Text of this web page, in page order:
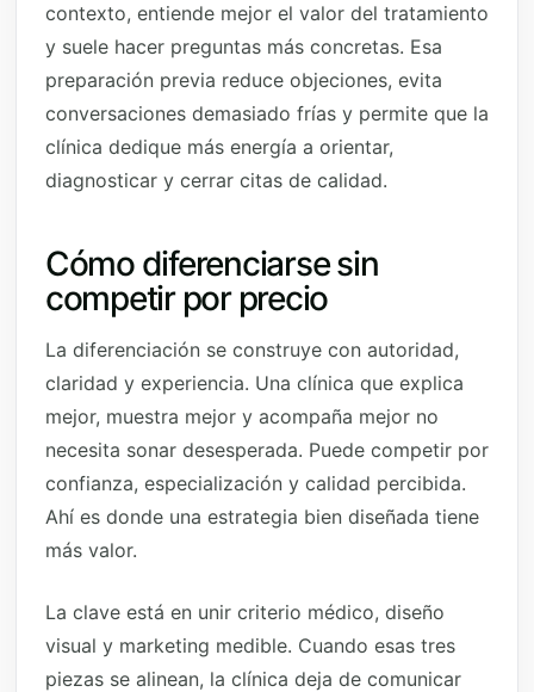
contexto, entiende mejor el valor del tratamiento
y suele hacer preguntas más concretas. Esa
preparación previa reduce objeciones, evita
conversaciones demasiado frías y permite que la
clínica dedique más energía a orientar,
diagnosticar y cerrar citas de calidad.
Cómo diferenciarse sin
competir por precio
La diferenciación se construye con autoridad,
claridad y experiencia. Una clínica que explica
mejor, muestra mejor y acompaña mejor no
necesita sonar desesperada. Puede competir por
confianza, especialización y calidad percibida.
Ahí es donde una estrategia bien diseñada tiene
más valor.
La clave está en unir criterio médico, diseño
visual y marketing medible. Cuando esas tres
piezas se alinean, la clínica deja de comunicar